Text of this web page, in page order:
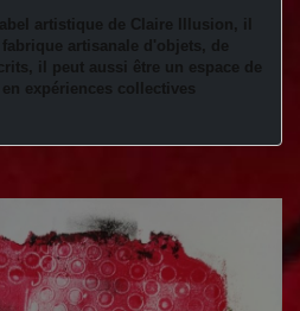
artistique de Claire Illusion, il
artisanale d'objets, de
il peut aussi être un espace de
expériences collectives